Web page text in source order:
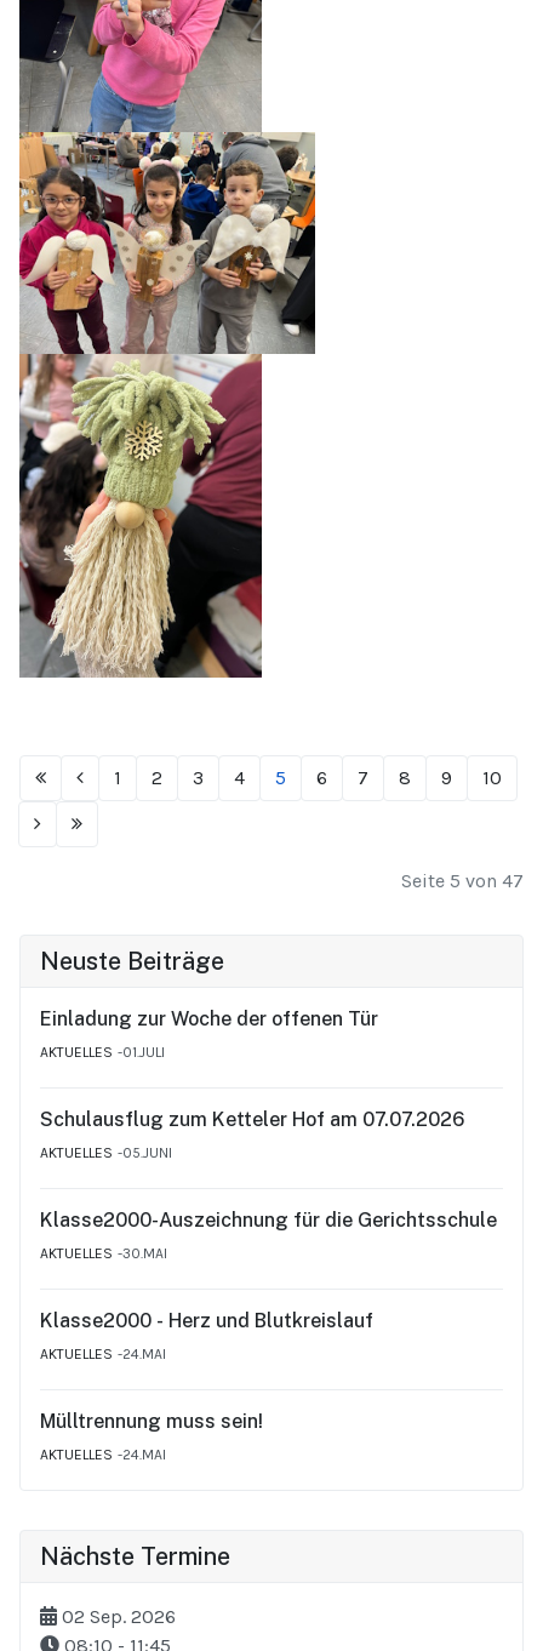
1 2 3 4 5 6 7 8 9 10
Seite 5 von 47
Neuste Beiträge
Einladung zur Woche der offenen Tür
AKTUELLES 01.JULI
Schulausflug zum Ketteler Hof am 07.07.2026
AKTUELLES 05.JUNI
Klasse2000-Auszeichnung für die Gerichtsschule
AKTUELLES 30.MAI
Klasse2000 - Herz und Blutkreislauf
AKTUELLES 24.MAI
Mülltrennung muss sein!
AKTUELLES 24.MAI
Nächste Termine
02 Sep. 2026
08:10 - 11:45